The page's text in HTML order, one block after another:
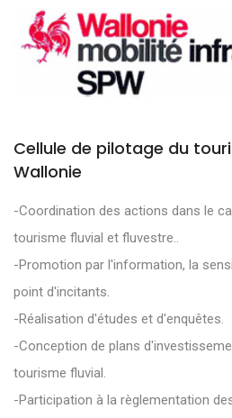
Cellule de pilotage du
Wallonie
-Coordination des actions dans le
tourisme fluvial et fluvestre..
-Promotion par l'information, la
point d'incitants.
-Réalisation d'études et d'enquêtes.
-Conception de plans
tourisme fluvial.
-Participation à la règlementation